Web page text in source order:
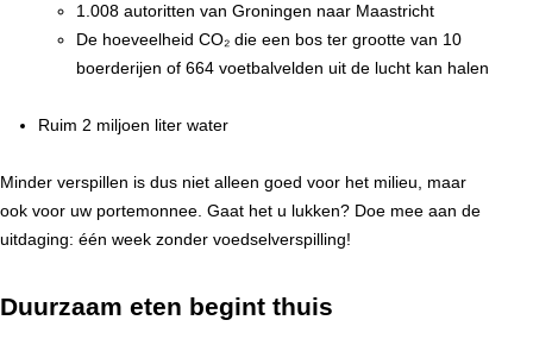
1.008 autoritten van Groningen naar Maastricht
De hoeveelheid CO₂ die een bos ter grootte van 10
boerderijen of 664 voetbalvelden uit de lucht kan halen
Ruim 2 miljoen liter water
Minder verspillen is dus niet alleen goed voor het milieu, maar
ook voor uw portemonnee. Gaat het u lukken? Doe mee aan de
uitdaging: één week zonder voedselverspilling!
Duurzaam eten begint thuis